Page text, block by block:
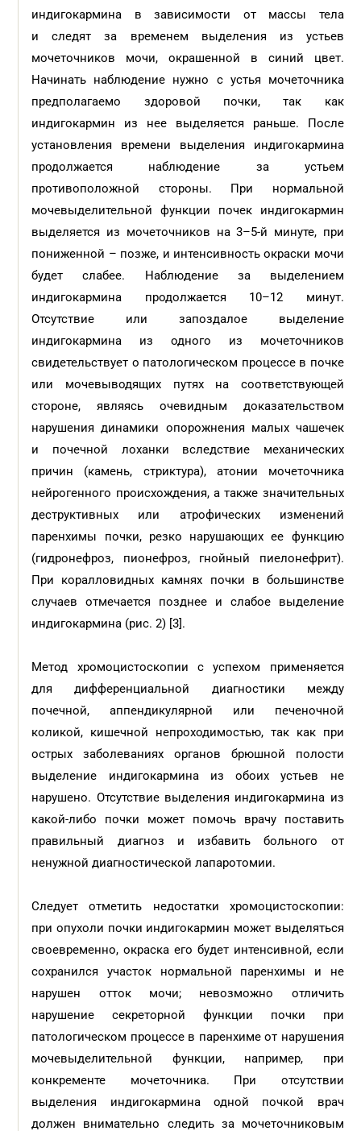
индигокармина в зависимости от массы тела
и следят за временем выделения из устьев
мочеточников мочи, окрашенной в синий цвет.
Начинать наблюдение нужно с устья мочеточника
предполагаемо здоровой почки, так как
индигокармин из нее выделяется раньше. После
установления времени выделения индигокармина
продолжается наблюдение за устьем
противоположной стороны. При нормальной
мочевыделительной функции почек индигокармин
выделяется из мочеточников на 3–5-й минуте, при
пониженной – позже, и интенсивность окраски мочи
будет слабее. Наблюдение за выделением
индигокармина продолжается 10–12 минут.
Отсутствие или запоздалое выделение
индигокармина из одного из мочеточников
свидетельствует о патологическом процессе в почке
или мочевыводящих путях на соответствующей
стороне, являясь очевидным доказательством
нарушения динамики опорожнения малых чашечек
и почечной лоханки вследствие механических
причин (камень, стриктура), атонии мочеточника
нейрогенного происхождения, а также значительных
деструктивных или атрофических изменений
паренхимы почки, резко нарушающих ее функцию
(гидронефроз, пионефроз, гнойный пиелонефрит).
При коралловидных камнях почки в большинстве
случаев отмечается позднее и слабое выделение
индигокармина (рис. 2) [3].
Метод хромоцистоскопии с успехом применяется
для дифференциальной диагностики между
почечной, аппендикулярной или печеночной
коликой, кишечной непроходимостью, так как при
острых заболеваниях органов брюшной полости
выделение индигокармина из обоих устьев не
нарушено. Отсутствие выделения индигокармина из
какой-либо почки может помочь врачу поставить
правильный диагноз и избавить больного от
ненужной диагностической лапаротомии.
Следует отметить недостатки хромоцистоскопии:
при опухоли почки индигокармин может выделяться
своевременно, окраска его будет интенсивной, если
сохранился участок нормальной паренхимы и не
нарушен отток мочи; невозможно отличить
нарушение секреторной функции почки при
патологическом процессе в паренхиме от нарушения
мочевыделительной функции, например, при
конкременте мочеточника. При отсутствии
выделения индигокармина одной почкой врач
должен внимательно следить за мочеточниковым